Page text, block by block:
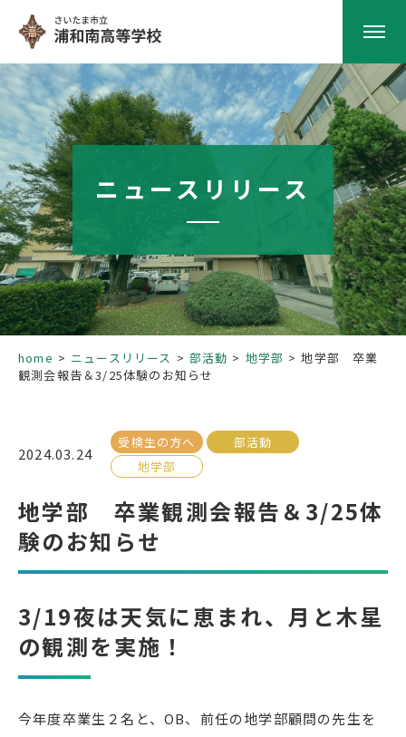
HOME
学校紹介
南高の教育
学校生活
部活動
進路指導
受検生の方へ
年間スケジュール
学校パンフレット
教科ガイド
事務室より
在校生の皆さんへ
保護者の方へ
教育関係者の方へ
各種証明書発行
ニュースリリース
home ニュースリリース 部活動 地学部
地学部 卒業
観測会報告＆3/25体験のお知らせ
2024.03.24
受検生の方へ
部活動
地学部
地学部 卒業観測会報告＆3/25体
験のお知らせ
3/19夜は天気に恵まれ、月と木星
の観測を実施！
今年度卒業生２名と、OB、前任の地学部顧問の先生を